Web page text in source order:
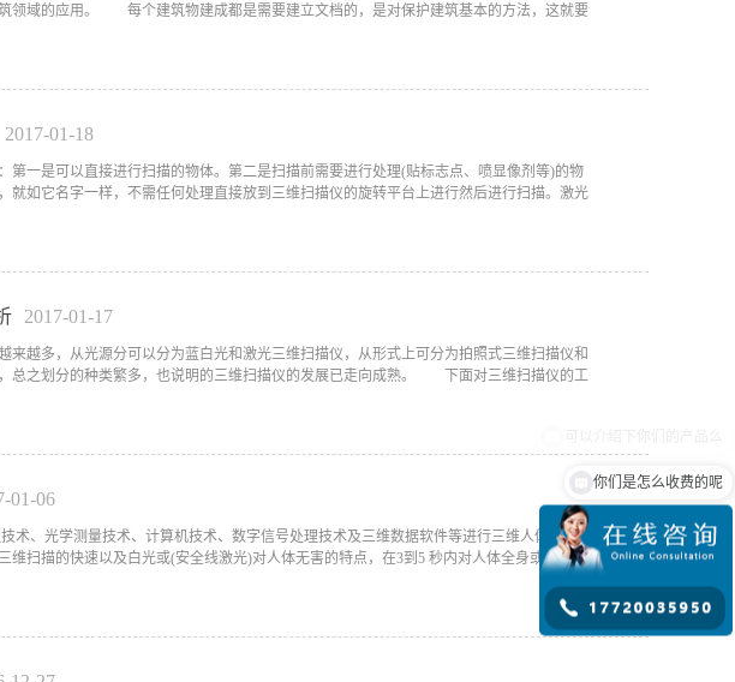
领域的应用。 每个建筑物建成都是需要建立文档的，是对保护建筑基本的方法，这就要
2017-01-18
第一是可以直接进行扫描的物体。第二是扫描前需要进行处理(贴标志点、喷显像剂等)的物
名字一样，不需任何处理直接放到三维扫描仪的旋转平台上进行然后进行扫描。激光
2017-01-17
越多，从光源分可以分为蓝白光和激光三维扫描仪，从形式上可分为拍照式三维扫描仪和
总之划分的种类繁多，也说明的三维扫描仪的发展已走向成熟。 下面对三维扫描仪的工
-01-06
术、光学测量技术、计算机技术、数字信号处理技术及三维数据软件等进行三维人体表面
维扫描的快速以及白光或(安全线激光)对人体无害的特点，在3到5 秒内对人体全身或半身进
你们是怎么收费的呢